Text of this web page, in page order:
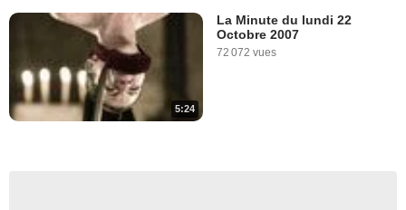
5:24
La Minute du lundi 22
Octobre 2007
72 072 vues